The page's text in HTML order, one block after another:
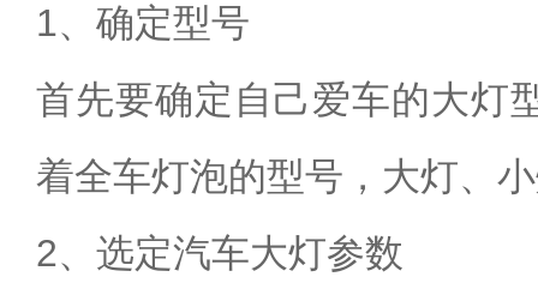
1、确定型号
首先要确定自己爱车的大灯
着全车灯泡的型号，大灯、
2、选定汽车大灯参数